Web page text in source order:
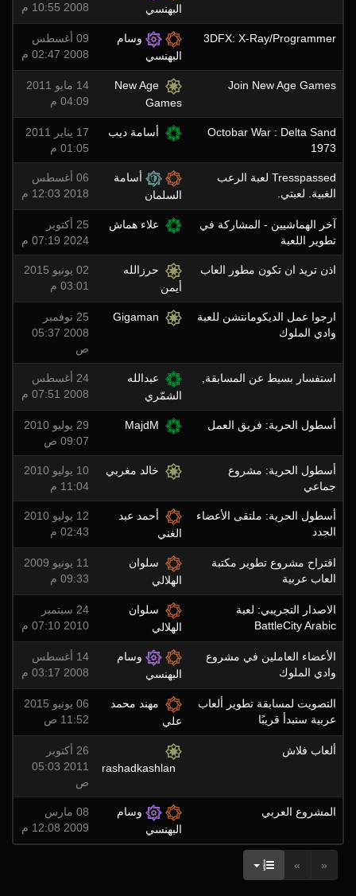
البهنسي
2008 10:55 م
3DFX: X-Ray/Programmer
وسام
البهنسي
09 أغسطس
2008 02:47 م
Join New Age Games
New Age
Games
14 مايو 2011
04:09 م
Octobar War : Delta Sand
1973
أسامة ديب
17 يناير 2011
01:05 م
Tresspassed لعبة الرعب
الغبية. لعبتي.
أسامة
السلمان
06 أغسطس
2018 12:03 م
آخر الهماشيين - المشاركة في
تطوير اللعبة
علاء هماش
25 أكتوبر
2024 07:19 م
اذن تريد ان تكون مطور العاب
حرزالله
أيمن
02 يونيو 2015
03:01 م
ارجوا عمل الديكومانتشن للعبة
وادي الملوك
25 نوفمبر
2008 05:37
ص
استفسار بسيط عن المسابقة,
عبدالله
الشمّري
24 أغسطس
2008 07:51 م
أسطول الحرية: فريق العمل MajdM
29 يوليو 2010
09:07 ص
أسطول الحرية: مشروع
جماعي
خالد مغربي
10 يوليو 2010
11:04 م
أسطول الحرية: ملتقى الأعضاء
الجدد
أحمد عبد
الغني
12 يوليو 2010
02:43 م
اقتراح مشروع تطوير مكتبة
العاب عربية
سلوان
الهلالي
11 يونيو 2009
09:33 م
الاصدار التجريبي: لعبة
BattleCity Arabic
سلوان
الهلالي
24 سبتمبر
2010 07:10 م
الأعضاء العاملين في مشروع
وادي الملوك
وسام
البهنسي
14 أغسطس
2008 03:17 م
التصويت لمسابقة تطوير ألعاب
عربية ستبدأ قريبًا
مهند محمد
علي
06 يونيو 2015
11:52 ص
ألعاب فلاش
26 أكتوبر
2011 05:03
ص
المشروع العربي
وسام
البهنسي
08 مارس
2009 12:08 م
«
»